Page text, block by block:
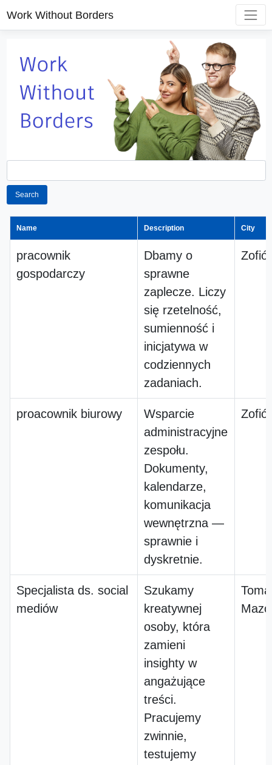
Work Without Borders
Search
Name Description City
pracownik
gospodarczy
Dbamy o
sprawne
zaplecze. Liczy
się rzetelność,
sumienność i
inicjatywa w
codziennych
zadaniach.
proacownik biurowy
Wsparcie
administracyjne
zespołu.
Dokumenty,
kalendarze,
komunikacja
wewnętrzna —
sprawnie i
dyskretnie.
Specjalista ds. social
mediów
Szukamy
kreatywnej
osoby, która
zamieni
insighty w
angażujące
treści.
Pracujemy
zwinnie,
testujemy